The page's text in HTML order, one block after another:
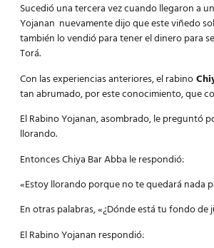
Sucedió una tercera vez cuando llegaron a
Yojanan nuevamente dijo que este viñedo
también lo vendió para tener el dinero para
Torá.
Con las experiencias anteriores, el rabino
tan abrumado, por este conocimiento, que
El Rabino Yojanan, asombrado, le preguntó
llorando.
Entonces Chiya Bar Abba le respondió:
«Estoy llorando porque no te quedará nada
En otras palabras, «¿Dónde está tu fondo de
El Rabino Yojanan respondió: